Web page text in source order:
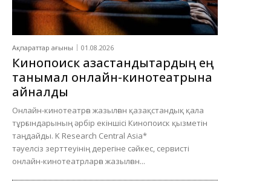
Ақпараттар ағыны 01.08.2026
Кинопоиск қазақстандықтардың ең
танымал онлайн-кинотеатрына
айналды
Онлайн-кинотеатрға жазылған қазақстандық қала
тұрғындарының әрбір екіншісі Кинопоиск қызметін
таңдайды. K Research Central Asia*
тәуелсіз зерттеуінің дерегіне сәйкес, сервисті
онлайн-кинотеатрларға жазылған...